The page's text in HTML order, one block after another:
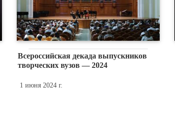
Всероссийская декада выпускников
творческих вузов — 2024
1 июня 2024 г.